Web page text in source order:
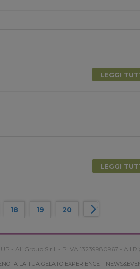
LEGGI
LEGGI
18 19 20
- Ali Group S.r.l. - P.IVA 13239980967 - All
LA TUA GELATO EXPERIENCE